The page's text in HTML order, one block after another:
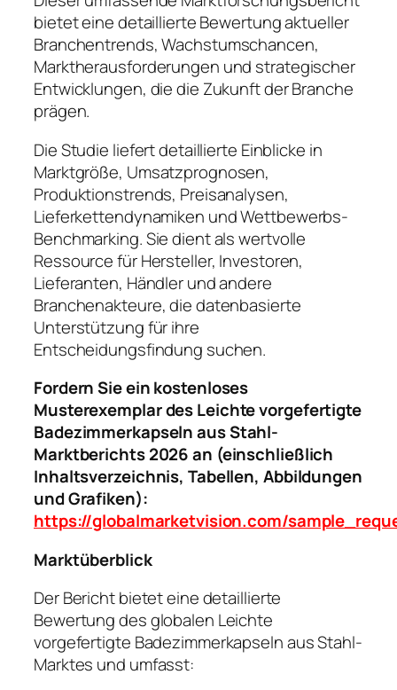
bietet eine detaillierte Bewertung aktueller
Branchentrends, Wachstumschancen,
Marktherausforderungen und strategischer
Entwicklungen, die die Zukunft der Branche
prägen.
Die Studie liefert detaillierte Einblicke in
Marktgröße, Umsatzprognosen,
Produktionstrends, Preisanalysen,
Lieferkettendynamiken und Wettbewerbs-
Benchmarking. Sie dient als wertvolle
Ressource für Hersteller, Investoren,
Lieferanten, Händler und andere
Branchenakteure, die datenbasierte
Unterstützung für ihre
Entscheidungsfindung suchen.
Fordern Sie ein kostenloses
Musterexemplar des Leichte vorgefertigte
Badezimmerkapseln aus Stahl-
Marktberichts 2026 an (einschließlich
Inhaltsverzeichnis, Tabellen, Abbildungen
und Grafiken):
https://globalmarketvision.com/
Marktüberblick
Der Bericht bietet eine detaillierte
Bewertung des globalen Leichte
vorgefertigte Badezimmerkapseln aus Stahl-
Marktes und umfasst: